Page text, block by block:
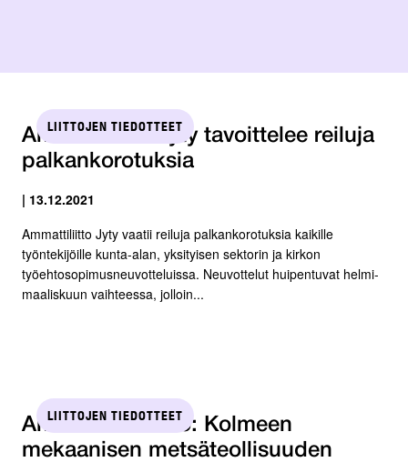
LIITTOJEN TIEDOTTEET
Ammattiliitto Jyty tavoittelee reiluja
palkankorotuksia
| 13.12.2021
Ammattiliitto Jyty vaatii reiluja palkankorotuksia kaikille
työntekijöille kunta-alan, yksityisen sektorin ja kirkon
työehtosopimusneuvotteluissa. Neuvottelut huipentuvat helmi-
maaliskuun vaihteessa, jolloin...
LIITTOJEN TIEDOTTEET
Ammattiliitto Pro: Kolmeen
mekaanisen metsäteollisuuden